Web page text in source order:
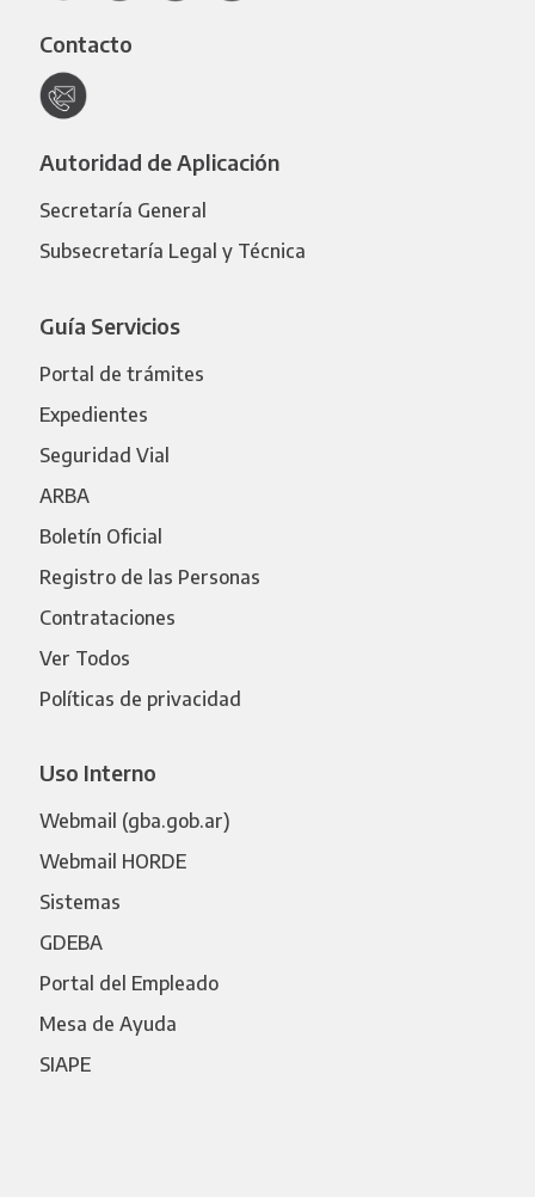
Contacto
Autoridad de Aplicación
Secretaría General
Subsecretaría Legal y Técnica
Guía Servicios
Portal de trámites
Expedientes
Seguridad Vial
ARBA
Boletín Oficial
Registro de las Personas
Contrataciones
Ver Todos
Políticas de privacidad
Uso Interno
Webmail (gba.gob.ar)
Webmail HORDE
Sistemas
GDEBA
Portal del Empleado
Mesa de Ayuda
SIAPE